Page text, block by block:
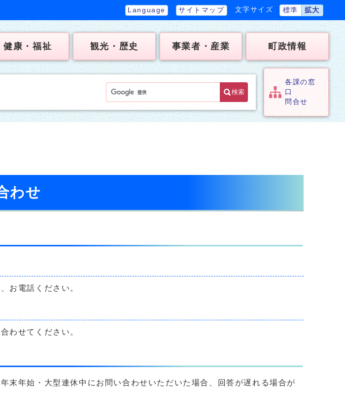
Language サイトマップ 文字サイズ 標準 拡大
健康・福祉 観光・歴史 事業者・産業 町政情報
検索
各課の窓
口
問合せ
わせ
お電話ください。
わせてください。
末年始・大型連休中にお問い合わせいただいた場合、回答が遅れる場合が